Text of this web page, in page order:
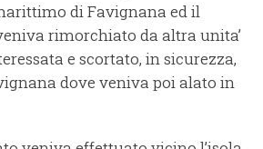
di Favignana ed il
rimorchiato da altra unita’
e scortato, in sicurezza,
dove veniva poi alato in